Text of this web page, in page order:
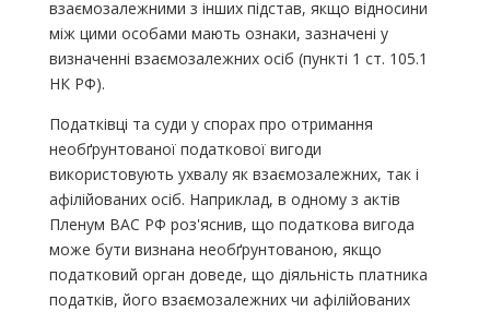
взаємозалежними з інших підстав, якщо відносини
між цими особами мають ознаки, зазначені у
визначенні взаємозалежних осіб (пункті 1 ст. 105.1
НК РФ).
Податківці та суди у спорах про отримання
необґрунтованої податкової вигоди
використовують ухвалу як взаємозалежних, так і
афілійованих осіб. Наприклад, в одному з актів
Пленум ВАС РФ роз'яснив, що податкова вигода
може бути визнана необґрунтованою, якщо
податковий орган доведе, що діяльність платника
податків, його взаємозалежних чи афілійованих